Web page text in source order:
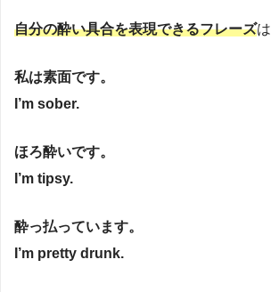
自分の酔い具合を表現できるフレーズは
私は素面です。
I’m sober.
ほろ酔いです。
I’m tipsy.
酔っ払っています。
I’m pretty drunk.